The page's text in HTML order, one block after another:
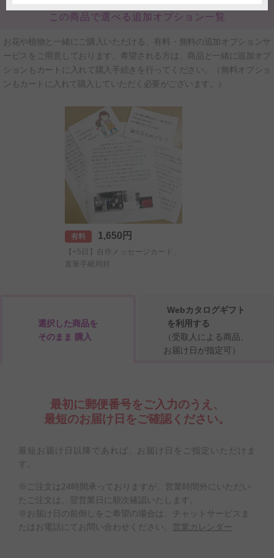
この商品で選べる追加オプション一覧
お花や植物と一緒にご購入いただける、有料・無料の追加オプションサ
ービスをご用意しております。希望される方は、商品と一緒に追加オプ
ションもカートに入れて購入手続きを行ってください。（無料オプショ
ンもカートに入れて購入していただく必要がございます。）
有料 1,650円
【+5日】自作メッセージカード、
直筆手紙同封
選択した商品を
そのまま 購入
Webカタログギフト
を利用する
（受取人による商品、
お届け日が指定可）
最初に郵便番号をご入力のうえ、
最短のお届け日をご確認ください。
最短お届け日以降であれば、お届け日をご指定いただけま
す。
※ご注文は24時間承っておりますが、営業時間外にいただい
たご注文は、翌営業日に順次確認いたします。
※お届け日の前倒しをご希望の場合は、チャットサービスま
たはお電話にてお問い合わせください。
営業カレンダー